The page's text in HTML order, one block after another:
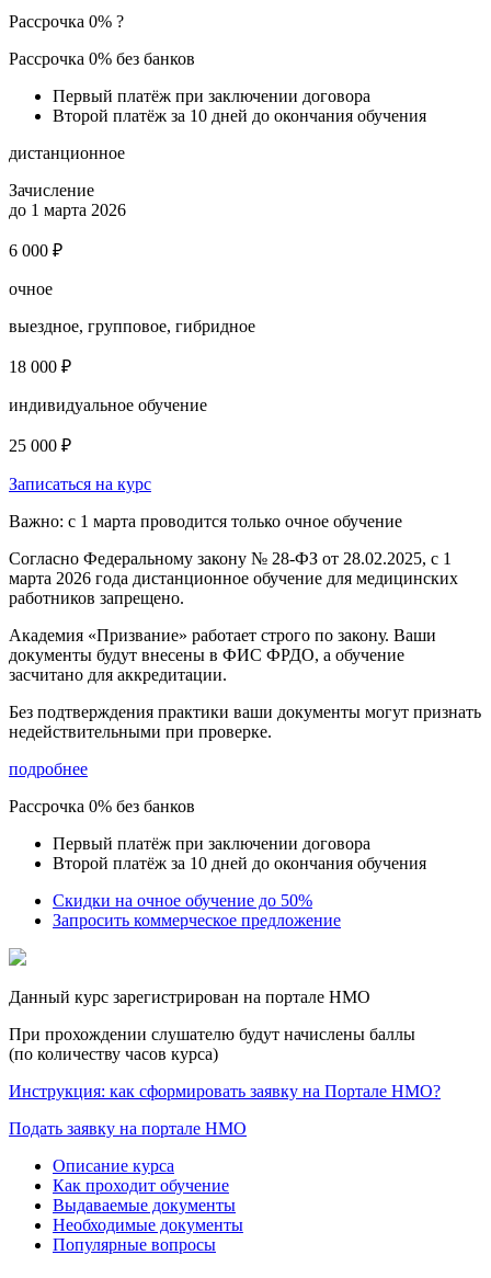
Рассрочка 0% ?
Рассрочка 0% без банков
Первый платёж при заключении договора
Второй платёж за 10 дней до окончания обучения
дистанционное
Зачисление
до 1 марта 2026
6 000 ₽
очное
выездное, групповое, гибридное
18 000 ₽
индивидуальное обучение
25 000 ₽
Записаться на курс
Важно: с 1 марта проводится только очное обучение
Согласно Федеральному закону № 28-ФЗ от 28.02.2025, с 1
марта 2026 года дистанционное обучение для медицинских
работников запрещено.
Академия «Призвание» работает строго по закону. Ваши
документы будут внесены в ФИС ФРДО, а обучение
засчитано для аккредитации.
Без подтверждения практики ваши документы могут признать
недействительными при проверке.
подробнее
Рассрочка 0% без банков
Первый платёж при заключении договора
Второй платёж за 10 дней до окончания обучения
Скидки на очное обучение до 50%
Запросить коммерческое предложение
Данный курс зарегистрирован на портале НМО
При прохождении слушателю будут начислены баллы
(по количеству часов курса)
Инструкция: как сформировать заявку на Портале НМО?
Подать заявку на портале НМО
Описание курса
Как проходит обучение
Выдаваемые документы
Необходимые документы
Популярные вопросы